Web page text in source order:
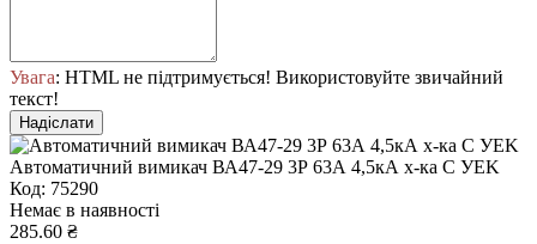
Увага: HTML не підтримується! Використовуйте звичайний
текст!
Надіслати
Автоматичний вимикач ВА47-29 3Р 63А 4,5кА х-ка С УEK
Код: 75290
Немає в наявності
285.60 ₴